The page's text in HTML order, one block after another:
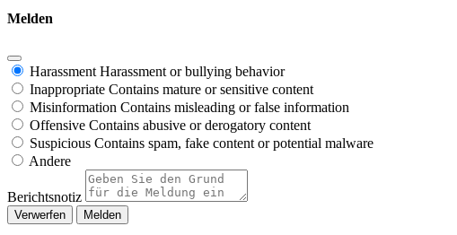
Melden
Harassment Harassment or bullying behavior
Inappropriate Contains mature or sensitive content
Misinformation Contains misleading or false information
Offensive Contains abusive or derogatory content
Suspicious Contains spam, fake content or potential malware
Andere
Berichtsnotiz
Melden